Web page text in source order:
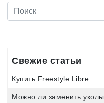
Свежие статьи
Купить Freestyle Libre
Можно ли заменить